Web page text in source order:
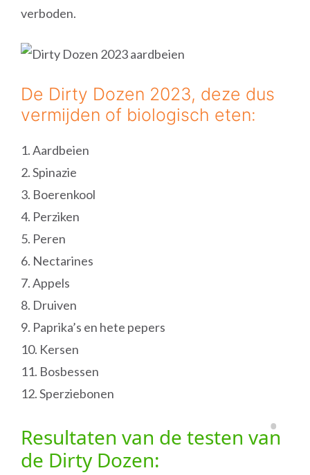
verboden.
De Dirty Dozen 2023, deze dus
vermijden of biologisch eten:
1. Aardbeien
2. Spinazie
3. Boerenkool
4. Perziken
5. Peren
6. Nectarines
7. Appels
8. Druiven
9. Paprika’s en hete pepers
10. Kersen
11. Bosbessen
12. Sperziebonen
Resultaten van de testen van
de Dirty Dozen: